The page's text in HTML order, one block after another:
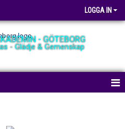
LOGGA IN
- GÖTEBORG
- Glädje & Gemenskap